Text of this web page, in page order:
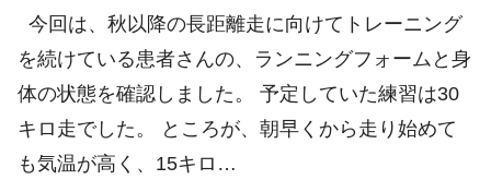
今回は、秋以降の長距離走に向けてトレーニング
を続けている患者さんの、ランニングフォームと身
体の状態を確認しました。 予定していた練習は30
キロ走でした。 ところが、朝早くから走り始めて
も気温が高く、15キロ…